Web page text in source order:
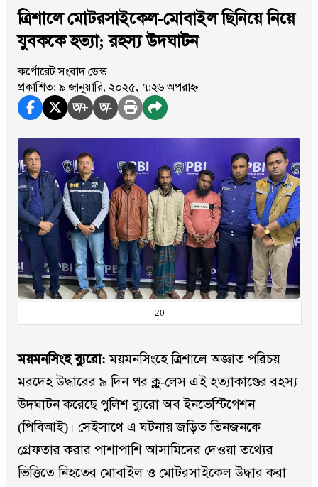
ত্রিশালে মোটরসাইকেল-মোবাইল ছিনিয়ে নিয়ে
যুবককে হত্যা; রহস্য উদ্ঘাটন
কর্পোরেট সংবাদ ডেস্ক
প্রকাশিত: ৯ জানুয়ারি, ২০২৫, ৭:২৬ অপরাহ্ন
অ+ অ-
20
ময়মনসিংহ ব্যুরো: ময়মনসিংহে ত্রিশালে অজ্ঞাত পরিচয়
মরদেহ উদ্ধারের ৯ দিন পর ক্লু-লেস এই হত্যাকাণ্ডের রহস্য
উদঘাটন করেছে পুলিশ ব্যুরো অব ইনভেস্টিগেশন
(পিবিআই)। সেইসাথে এ ঘটনায় জড়িত তিনজনকে
গ্রেফতার করার পাশাপাশি আসামিদের দেওয়া তথ্যের
ভিত্তিতে নিহতের মোবাইল ও মোটরসাইকেল উদ্ধার করা